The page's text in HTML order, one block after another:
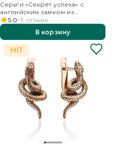
Серьги «Секрет успеха» с
английским замком из
красного золота с гранатом
5.0 3 отзыва
В корзину